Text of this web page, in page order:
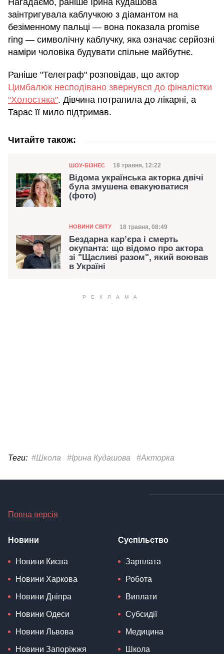
Нагадаємо, раніше Ірина Кудашова
заінтригувала каблучкою з діамантом на
безіменному пальці — вона показала promise
ring — символічну каблучку, яка означає серйозні
наміри чоловіка будувати спільне майбутнє.
Раніше "Телеграф" розповідав, що актор
Цимбалюк несподівано звернувся до фіналістки
"Холостяка". Дівчина потрапила до лікарні, а
Тарас її мило підтримав.
Читайте також:
Категорія
ШОУ-БІЗНЕС Дата публікації
18 травня, 12:22
Відома українська акторка двічі
була змушена евакуюватися
(фото)
Категорія
НОВИНИ СВІТУ Дата публікації
18 травня, 08:49
Бездарна кар’єра і смерть
окупанта: що відомо про актора
зі "Щасливі разом", який воював
в Україні
Теги: #Школа #Ірина Кудашова #Акторка
Повна версія
Новини
Новини Києва
Новини Харкова
Новини Дніпра
Новини Одеси
Новини Львова
Новини Запоріжжя
Суспільство
Зарплата
Робота
Виплати
Субсидії
Медицина
Школа